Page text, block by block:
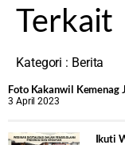
Terkait
Kategori : Berita
Foto Kakanwil Kemenag
3 April 2023
Ikuti